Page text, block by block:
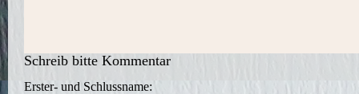
Schreib bitte Kommentar
Erster- und Schlussname: